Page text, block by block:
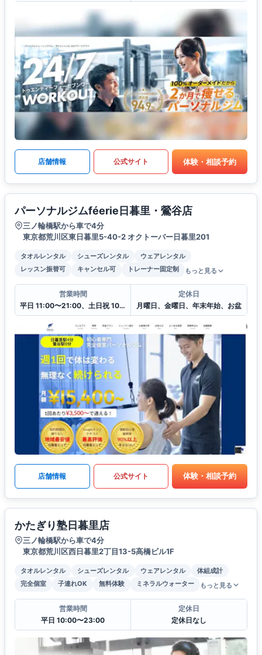
店舗情報 公式サイト 体験・相談予約
パーソナルジムféerie日暮里・鶯谷店
三ノ輪橋駅から車で4分
東京都荒川区東日暮里5-40-2 オクトーバー日暮里201
タオルレンタル シューズレンタル
ウェアレンタル
レッスン振替可
キャンセル可 トレーナー固定制 もっと見る
営業時間
平日 11:00〜21:00、土日祝 10:00〜20:00
定休日
月曜日、金曜日、年末年始、お盆
店舗情報 公式サイト 体験・相談予約
かたぎり塾日暮里店
三ノ輪橋駅から車で4分
東京都荒川区西日暮里2丁目13-5高橋ビル1F
タオルレンタル シューズレンタル ウェアレンタル
体組成計
完全個室
子連れOK 無料体験 ミネラルウォーター もっと見る
営業時間
平日 10:00〜23:00
定休日
定休日なし